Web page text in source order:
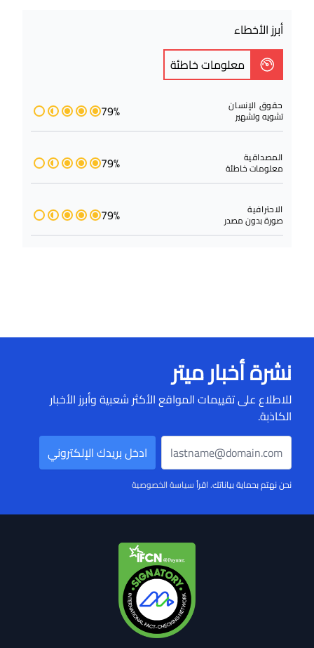
أبرز الأخطاء
معلومات خاطئة
حقوق الإنسان
تشويه وتشهير 79%
المصداقية
معلومات خاطئة 79%
الاحترافية
صورة بدون مصدر 79%
نشرة أخبار ميتر
للاطلاع على تقييمات المواقع الأكثر شعبية وأبرز الأخبار
الكاذبة.
نحن نهتم بحماية بياناتك. اقرأسياسة الخصوصية